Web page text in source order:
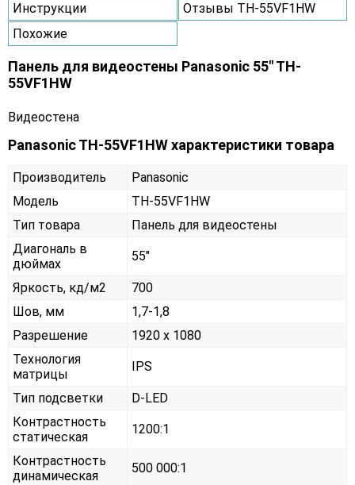
Инструкции
Отзывы TH-55VF1HW
Похожие
Панель для видеостены Panasonic 55" TH-
55VF1HW
Видеостена
Panasonic TH-55VF1HW характеристики товара
Производитель
Panasonic
Модель
TH-55VF1HW
Тип товара
Панель для видеостены
Диагональ в
дюймах
55"
Яркость, кд/м2
700
Шов, мм
1,7-1,8
Разрешение
1920 x 1080
Технология
матрицы
IPS
Тип подсветки
D-LED
Контрастность
статическая
1200:1
Контрастность
динамическая
500 000:1